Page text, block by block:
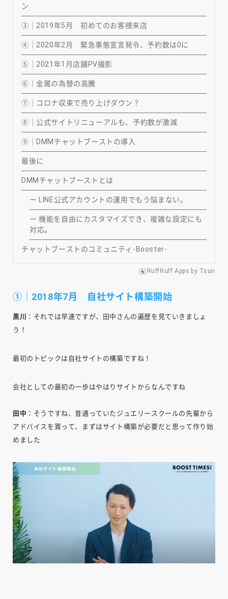
ン
③｜2019年5月 初めてのお客様来店
④｜2020年2月 緊急事態宣言発令、予約数は0に
⑤｜2021年1月店舗PV撮影
⑥｜金属の為替の高騰
⑦｜コロナ収束で売り上げダウン？
⑧｜公式サイトリニューアルも、予約数が激減
⑨｜DMMチャットブーストの導入
最後に
DMMチャットブーストとは
ー LINE公式アカウントの運用でもう悩まない。
ー 機能を自由にカスタマイズでき、複雑な設定にも
対応。
チャットブーストのコミュニティ-Booster-
RuffRuff Apps by Tsun
①｜2018年7月 自社サイト構築開始
黒川 ：それでは早速ですが、田中さんの遍歴を見ていきましょ
う！
最初のトピックは自社サイトの構築ですね！
会社としての最初の一歩はやはりサイトからなんですね
田中 ：そうですね、昔通っていたジュエリースクールの先輩から
アドバイスを貰って、まずはサイト構築が必要だと思って作り始
めました